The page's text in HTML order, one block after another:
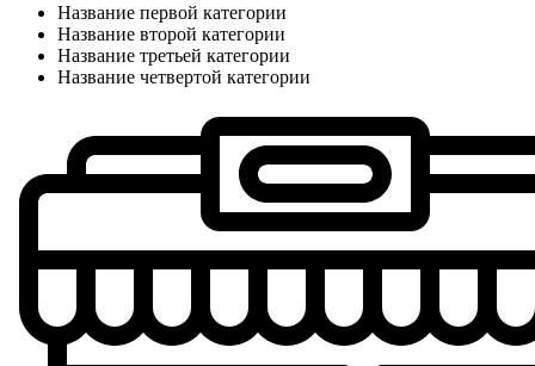
Название первой категории
Название второй категории
Название третьей категории
Название четвертой категории